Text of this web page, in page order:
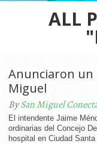
ALL
Anunciaron un
Miguel
BySan Miguel
El intendente Jaime
ordinarias del Concejo
hospital en Ciudad